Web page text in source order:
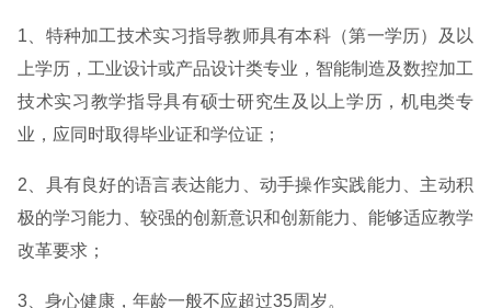
1、特种加工技术实习指导教师具有本科（第一学历）及以
上学历，工业设计或产品设计类专业，智能制造及数控加工
技术实习教学指导具有硕士研究生及以上学历，机电类专
业，应同时取得毕业证和学位证；
2、具有良好的语言表达能力、动手操作实践能力、主动积
极的学习能力、较强的创新意识和创新能力、能够适应教学
改革要求；
3、身心健康，年龄一般不应超过35周岁。